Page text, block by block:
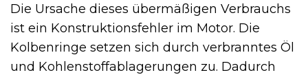
Die Ursache dieses übermäßigen Verbrauchs
ist ein Konstruktionsfehler im Motor. Die
Kolbenringe setzen sich durch verbranntes Öl
und Kohlenstoffablagerungen zu. Dadurch